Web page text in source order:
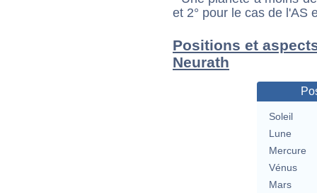
et 2° pour le cas de l'AS
Positions et
Neurath
Soleil
Lune
Mercure
Vénus
Mars